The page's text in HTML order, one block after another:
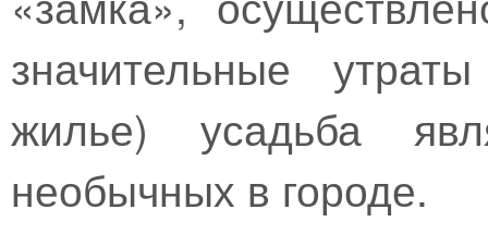
значительные
жилье) усадьба
необычных в городе.